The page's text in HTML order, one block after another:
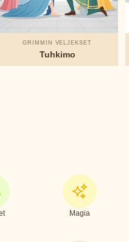
GRIMMIN VELJEKSET
Tuhkimo
Magia